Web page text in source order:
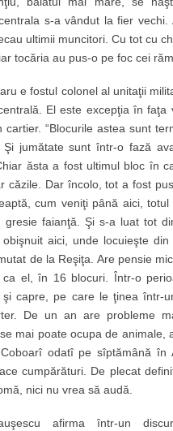
s-a vândut la fier vechi.
ultimii muncitori. Cu tot cu
tocăria au pus-o pe foc cei
e fostul colonel al unitaţii
El este excepţia în faţa
cartier. “Blocurile astea sunt
Şi jumătate sunt într-o fază
ăsta a fost ultimul bloc în
căzile. Dar încolo, tot a fost
cum veniţi până aici, totul
gresie faianţă. Şi s-a luat tot
aici, unde locuieşte din
de la Reşiţa. Are pensie
el, în 16 blocuri. Într-o
şi capre, pe care le ţinea într-
De un an are probleme
mai poate ocupa de animale,
odatî pe sîptămână în
cumpărături. De plecat
nici nu vrea să audă.
afirma într-un